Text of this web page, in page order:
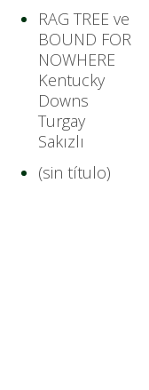
RAG TREE ve
BOUND FOR
NOWHERE
Kentucky
Downs
Turgay
Sakızlı
(sin título)